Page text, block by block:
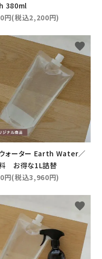
380ml
円(税込2,200円)
ォーター Earth Water／
お得な1L詰替
円(税込3,960円)
favorite
favorite